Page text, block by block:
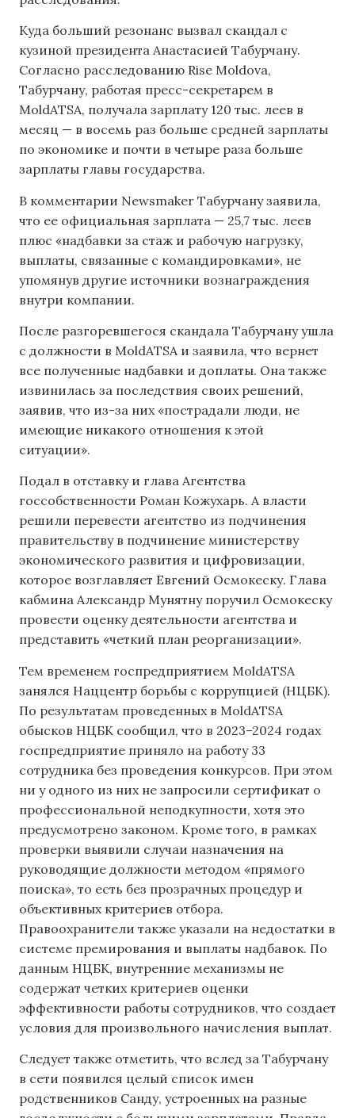
Куда больший резонанс вызвал скандал с
кузиной президента Анастасией Табурчану.
Согласно расследованию Rise Moldova,
Табурчану, работая пресс-секретарем в
MoldATSA, получала зарплату 120 тыс. леев в
месяц — в восемь раз больше средней зарплаты
по экономике и почти в четыре раза больше
зарплаты главы государства.
В комментарии Newsmaker Табурчану заявила,
что ее официальная зарплата — 25,7 тыс. леев
плюс «надбавки за стаж и рабочую нагрузку,
выплаты, связанные с командировками», не
упомянув другие источники вознаграждения
внутри компании.
После разгоревшегося скандала Табурчану ушла
с должности в MoldATSA и заявила, что вернет
все полученные надбавки и доплаты. Она также
извинилась за последствия своих решений,
заявив, что из-за них «пострадали люди, не
имеющие никакого отношения к этой
ситуации».
Подал в отставку и глава Агентства
госсобственности Роман Кожухарь. А власти
решили перевести агентство из подчинения
правительству в подчинение министерству
экономического развития и цифровизации,
которое возглавляет Евгений Осмокеску. Глава
кабмина Александр Мунятну поручил Осмокеску
провести оценку деятельности агентства и
представить «четкий план реорганизации».
Тем временем госпредприятием MoldATSA
занялся Наццентр борьбы с коррупцией (НЦБК).
По результатам проведенных в MoldATSA
обысков НЦБК сообщил, что в 2023–2024 годах
госпредприятие приняло на работу 33
сотрудника без проведения конкурсов. При этом
ни у одного из них не запросили сертификат о
профессиональной неподкупности, хотя это
предусмотрено законом. Кроме того, в рамках
проверки выявили случаи назначения на
руководящие должности методом «прямого
поиска», то есть без прозрачных процедур и
объективных критериев отбора.
Правоохранители также указали на недостатки в
системе премирования и выплаты надбавок. По
данным НЦБК, внутренние механизмы не
содержат четких критериев оценки
эффективности работы сотрудников, что создает
условия для произвольного начисления выплат.
Следует также отметить, что вслед за Табурчану
в сети появился целый список имен
родственников Санду, устроенных на разные